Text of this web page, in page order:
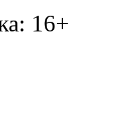
16+